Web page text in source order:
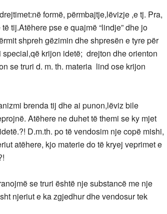
formë, përmbajtje,lëvizje ,e tj. Pra,
tij.Atëhere pse e quajmë “lindje” dhe jo
shpreh gëzimin dhe shpresën e tyre për
krijon idetë; drejton dhe orienton
se truri d. m. th. materia lind ose krijon
brenda tij dhe ai punon,lëviz bile
Atëhere ne duhet të themi se ky mjet
D.m.th. po të vendosim nje copë mishi,
atëhere, kjo materie do të kryej veprimet e
se truri është nje substancë me nje
njeriut e ka zgjedhur dhe vendosur tek